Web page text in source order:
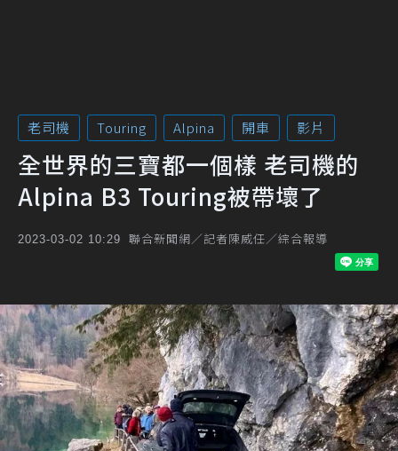
老司機 Touring Alpina 開車 影片
全世界的三寶都一個樣 老司機的
Alpina B3 Touring被帶壞了
2023-03-02 10:29 聯合新聞網／記者陳威任／綜合報導